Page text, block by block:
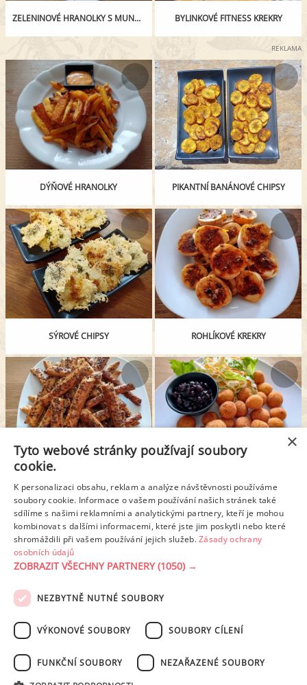
ZELENINOVÉ HRANOLKY S MUNGO KLÍČKY A ČESNEKOVÝM DIPEM BYLINKOVÉ FITNESS KREKRY
REKLAMA
DÝŇOVÉ HRANOLKY PIKANTNÍ BANÁNOVÉ CHIPSY
SÝROVÉ CHIPSY ROHLÍKOVÉ KREKRY
BRAMBOROVÉ TYČINKY SÝROVÉ KULIČKY
1 2 3 Další stránka >
PODMÍNKY UŽITÍ ZÁSADY OCHRANY OSOBNÍCH ÚDAJŮ
NASTAVENÍ COOKIES
×
Tyto webové stránky používají soubory
cookie.
K personalizaci obsahu, reklam a analýze návštěvnosti používáme
soubory cookie. Informace o vašem používání našich stránek také
sdílíme s našimi reklamními a analytickými partnery, kteří je mohou
kombinovat s dalšími informacemi, které jste jim poskytli nebo které
shromáždili při vašem používání jejich služeb.Zásady ochrany
osobních údajů
ZOBRAZIT VŠECHNY PARTNERY(1050) →
NEZBYTNĚ NUTNÉ SOUBORY
VÝKONOVÉ SOUBORY SOUBORY CÍLENÍ
FUNKČNÍ SOUBORY NEZAŘAZENÉ SOUBORY